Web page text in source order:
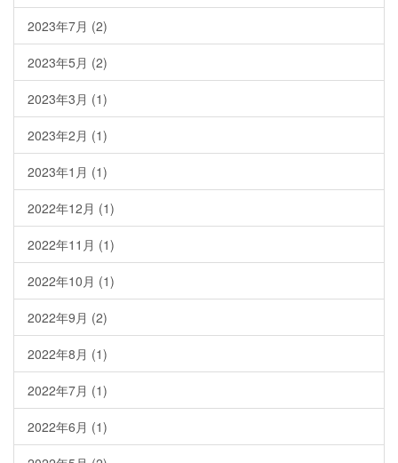
2023年7月 (2)
2023年5月 (2)
2023年3月 (1)
2023年2月 (1)
2023年1月 (1)
2022年12月 (1)
2022年11月 (1)
2022年10月 (1)
2022年9月 (2)
2022年8月 (1)
2022年7月 (1)
2022年6月 (1)